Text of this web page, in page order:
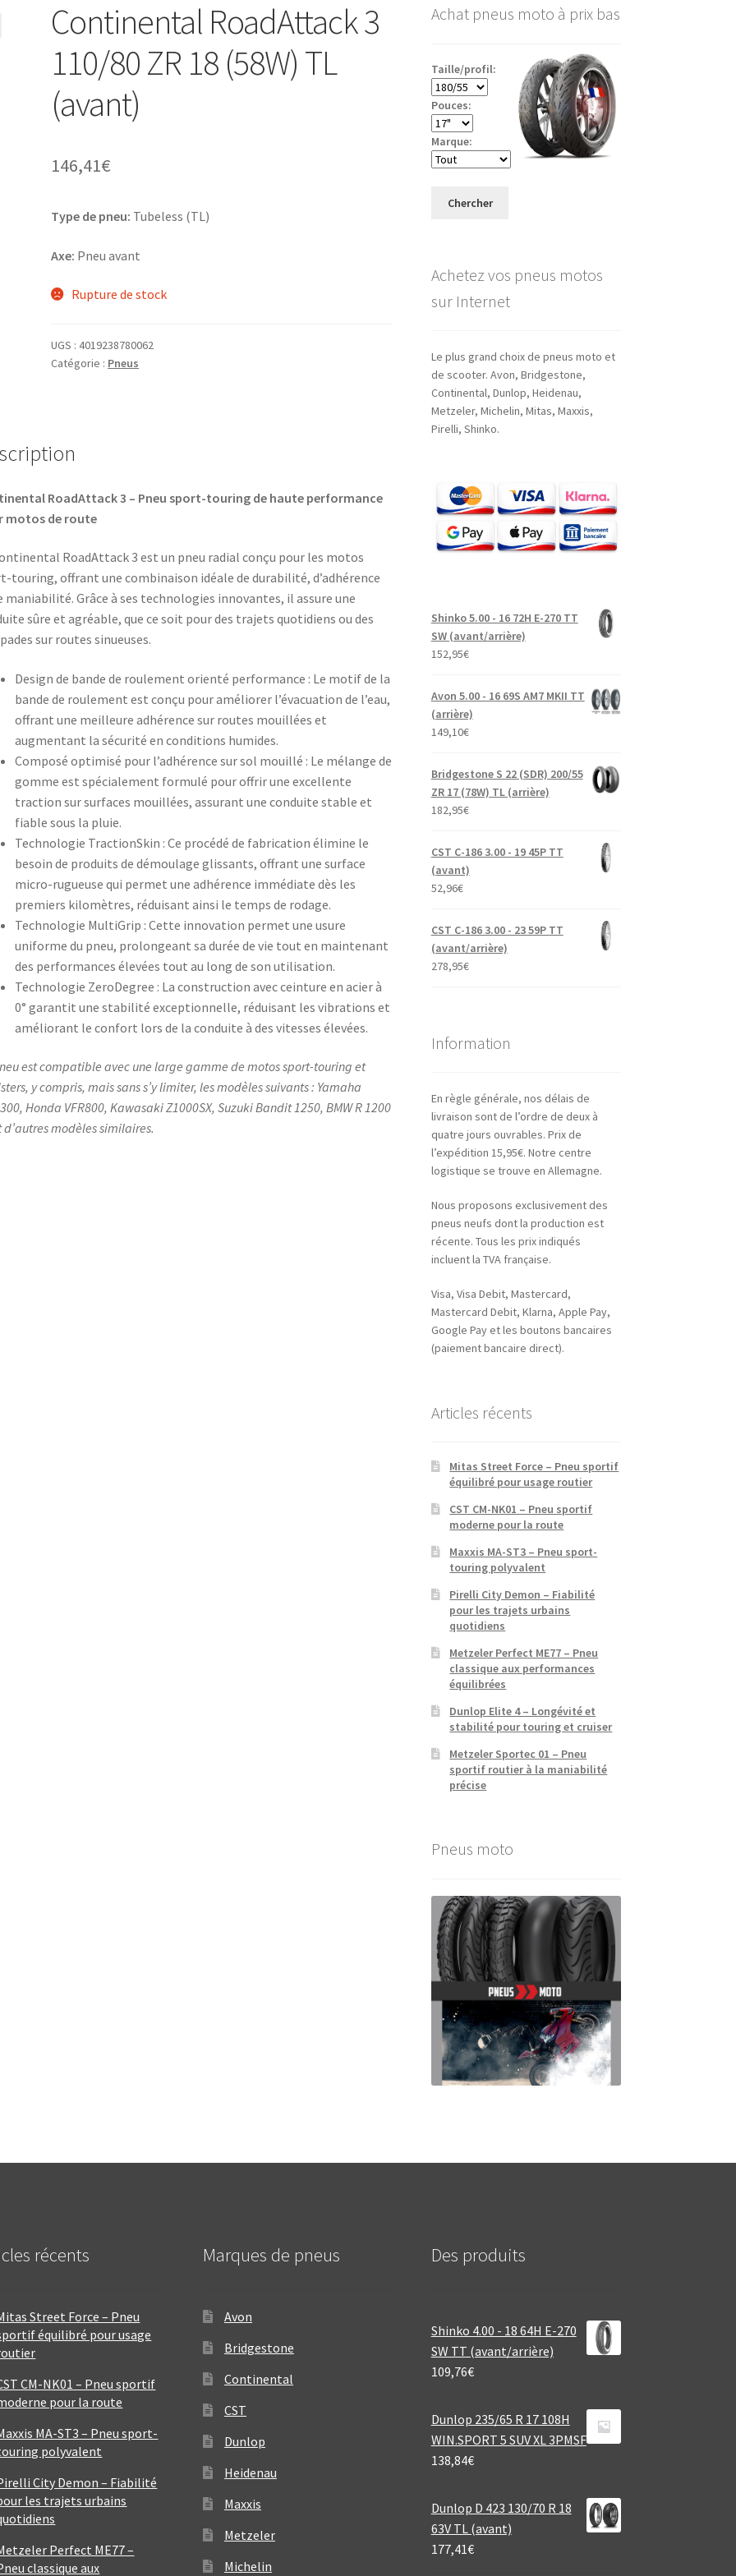
Continental RoadAttack 3
110/80 ZR 18 (58W) TL
(avant)
146,41€
Type de pneu: Tubeless (TL)
Axe: Pneu avant
Rupture de stock
UGS :4019238780062
Catégorie : Pneus
RoadAttack 3 – Pneu sport-touring de haute performance
motos de route
RoadAttack 3 est un pneu radial conçu pour les motos
touring, offrant une combinaison idéale de durabilité, d’adhérence
maniabilité. Grâce à ses technologies innovantes, il assure une
sûre et agréable, que ce soit pour des trajets quotidiens ou des
sur routes sinueuses.​
Design de bande de roulement orienté performance : Le motif de la
bande de roulement est conçu pour améliorer l’évacuation de l’eau,
offrant une meilleure adhérence sur routes mouillées et
augmentant la sécurité en conditions humides.​
Composé optimisé pour l’adhérence sur sol mouillé : Le mélange de
gomme est spécialement formulé pour offrir une excellente
traction sur surfaces mouillées, assurant une conduite stable et
fiable sous la pluie.​
Technologie TractionSkin : Ce procédé de fabrication élimine le
besoin de produits de démoulage glissants, offrant une surface
micro-rugueuse qui permet une adhérence immédiate dès les
premiers kilomètres, réduisant ainsi le temps de rodage.​
Technologie MultiGrip : Cette innovation permet une usure
uniforme du pneu, prolongeant sa durée de vie tout en maintenant
des performances élevées tout au long de son utilisation.​
Technologie ZeroDegree : La construction avec ceinture en acier à
0° garantit une stabilité exceptionnelle, réduisant les vibrations et
améliorant le confort lors de la conduite à des vitesses élevées.​
est compatible avec une large gamme de motos sport-touring et
y compris, mais sans s’y limiter, les modèles suivants : Yamaha
Honda VFR800, Kawasaki Z1000SX, Suzuki Bandit 1250, BMW R 1200
d’autres modèles similaires.
Achat pneus moto à prix bas
Taille/profil:
Pouces:
Marque:
Chercher
Achetez vos pneus motos
sur Internet
Le plus grand choix de pneus moto et
de scooter. Avon, Bridgestone,
Continental, Dunlop, Heidenau,
Metzeler, Michelin, Mitas, Maxxis,
Pirelli, Shinko.
Shinko 5.00 - 16 72H E-270 TT
SW (avant/arrière)
152,95€
Avon 5.00 - 16 69S AM7 MKII TT
(arrière)
149,10€
Bridgestone S 22 (SDR) 200/55
ZR 17 (78W) TL (arrière)
182,95€
CST C-186 3.00 - 19 45P TT
(avant)
52,96€
CST C-186 3.00 - 23 59P TT
(avant/arrière)
278,95€
Information
En règle générale, nos délais de
livraison sont de l’ordre de deux à
quatre jours ouvrables. Prix de
l’expédition 15,95€. Notre centre
logistique se trouve en Allemagne.
Nous proposons exclusivement des
pneus neufs dont la production est
récente. Tous les prix indiqués
incluent la TVA française.
Visa, Visa Debit, Mastercard,
Mastercard Debit, Klarna, Apple Pay,
Google Pay et les boutons bancaires
(paiement bancaire direct).
Articles récents
Mitas Street Force – Pneu sportif
équilibré pour usage routier
CST CM-NK01 – Pneu sportif
moderne pour la route
Maxxis MA-ST3 – Pneu sport-
touring polyvalent
Pirelli City Demon – Fiabilité
pour les trajets urbains
quotidiens
Metzeler Perfect ME77 – Pneu
classique aux performances
équilibrées
Dunlop Elite 4 – Longévité et
stabilité pour touring et cruiser
Metzeler Sportec 01 – Pneu
sportif routier à la maniabilité
précise
Pneus moto
récents
Street Force – Pneu
équilibré pour usage
CM-NK01 – Pneu sportif
pour la route
MA-ST3 – Pneu sport-
polyvalent
City Demon – Fiabilité
les trajets urbains
Perfect ME77 –
classique aux
Marques de pneus
Avon
Bridgestone
Continental
CST
Dunlop
Heidenau
Maxxis
Metzeler
Michelin
Des produits
Shinko 4.00 - 18 64H E-270
SW TT (avant/arrière)
109,76€
Dunlop 235/65 R 17 108H
WIN.SPORT 5 SUV XL 3PMSF
138,84€
Dunlop D 423 130/70 R 18
63V TL (avant)
177,41€